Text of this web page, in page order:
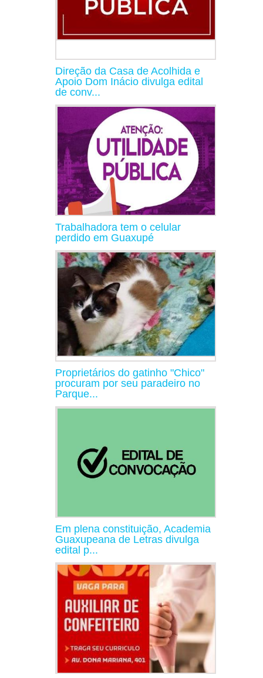
Direção da Casa de Acolhida e
Apoio Dom Inácio divulga edital
de conv...
Trabalhadora tem o celular
perdido em Guaxupé
Proprietários do gatinho "Chico"
procuram por seu paradeiro no
Parque...
Em plena constituição, Academia
Guaxupeana de Letras divulga
edital p...